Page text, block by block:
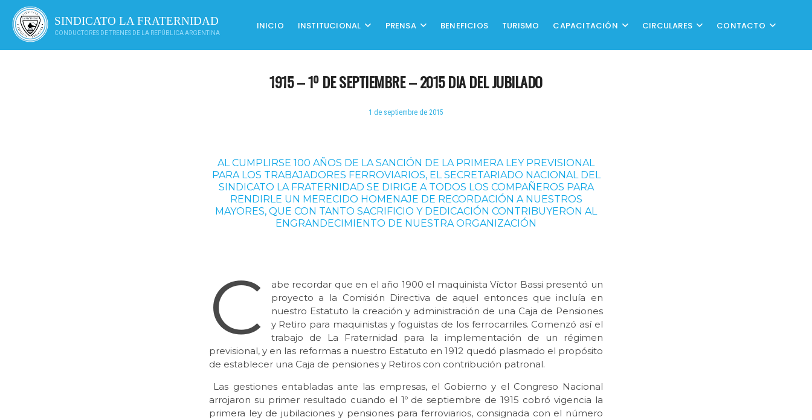
contenido
SINDICATO LA FRATERNIDAD
CONDUCTORES DE TRENES DE LA REPÚBLICA ARGENTINA
INICIO INSTITUCIONAL PRENSA BENEFICIOS TURISMO CAPACITACIÓN CIRCULARES CONTACTO
1915 – 1º DE SEPTIEMBRE – 2015 DIA DEL JUBILADO
1 de septiembre de 2015
AL CUMPLIRSE 100 AÑOS DE LA SANCIÓN DE LA PRIMERA LEY PREVISIONAL
PARA LOS TRABAJADORES FERROVIARIOS, EL SECRETARIADO NACIONAL DEL
SINDICATO LA FRATERNIDAD SE DIRIGE A TODOS LOS COMPAÑEROS PARA
RENDIRLE UN MERECIDO HOMENAJE DE RECORDACIÓN A NUESTROS
MAYORES, QUE CON TANTO SACRIFICIO Y DEDICACIÓN CONTRIBUYERON AL
ENGRANDECIMIENTO DE NUESTRA ORGANIZACIÓN
C
abe recordar que en el año 1900 el maquinista Víctor Bassi presentó un
proyecto a la Comisión Directiva de aquel entonces que incluía en
nuestro Estatuto la creación y administración de una Caja de Pensiones
y Retiro para maquinistas y foguistas de los ferrocarriles. Comenzó así el
trabajo de La Fraternidad para la implementación de un régimen
previsional, y en las reformas a nuestro Estatuto en 1912 quedó plasmado el propósito
de establecer una Caja de pensiones y Retiros con contribución patronal.
Las gestiones entabladas ante las empresas, el Gobierno y el Congreso Nacional
arrojaron su primer resultado cuando el 1º de septiembre de 1915 cobró vigencia la
primera ley de jubilaciones y pensiones para ferroviarios, consignada con el número